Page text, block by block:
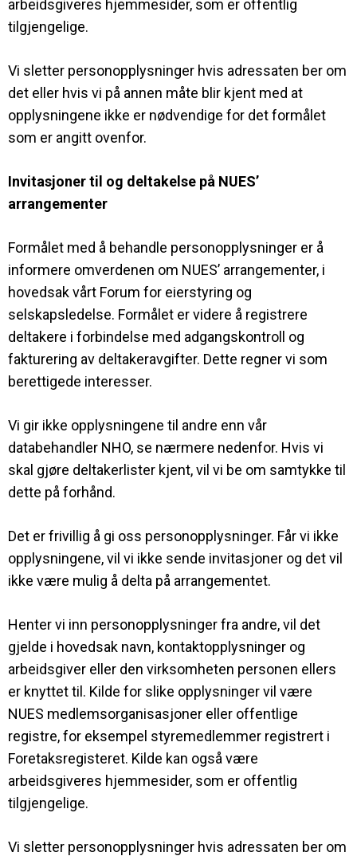
arbeidsgiveres hjemmesider, som er offentlig
tilgjengelige.
Vi sletter personopplysninger hvis adressaten ber om
det eller hvis vi på annen måte blir kjent med at
opplysningene ikke er nødvendige for det formålet
som er angitt ovenfor.
Invitasjoner til og deltakelse på NUES’
arrangementer
Formålet med å behandle personopplysninger er å
informere omverdenen om NUES’ arrangementer, i
hovedsak vårt Forum for eierstyring og
selskapsledelse. Formålet er videre å registrere
deltakere i forbindelse med adgangskontroll og
fakturering av deltakeravgifter. Dette regner vi som
berettigede interesser.
Vi gir ikke opplysningene til andre enn vår
databehandler NHO, se nærmere nedenfor. Hvis vi
skal gjøre deltakerlister kjent, vil vi be om samtykke til
dette på forhånd.
Det er frivillig å gi oss personopplysninger. Får vi ikke
opplysningene, vil vi ikke sende invitasjoner og det vil
ikke være mulig å delta på arrangementet.
Henter vi inn personopplysninger fra andre, vil det
gjelde i hovedsak navn, kontaktopplysninger og
arbeidsgiver eller den virksomheten personen ellers
er knyttet til. Kilde for slike opplysninger vil være
NUES medlemsorganisasjoner eller offentlige
registre, for eksempel styremedlemmer registrert i
Foretaksregisteret. Kilde kan også være
arbeidsgiveres hjemmesider, som er offentlig
tilgjengelige.
Vi sletter personopplysninger hvis adressaten ber om